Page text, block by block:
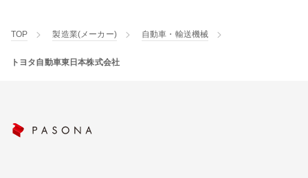
TOP 製造業(メーカー) 自動車・輸送機械
トヨタ自動車東日本株式会社